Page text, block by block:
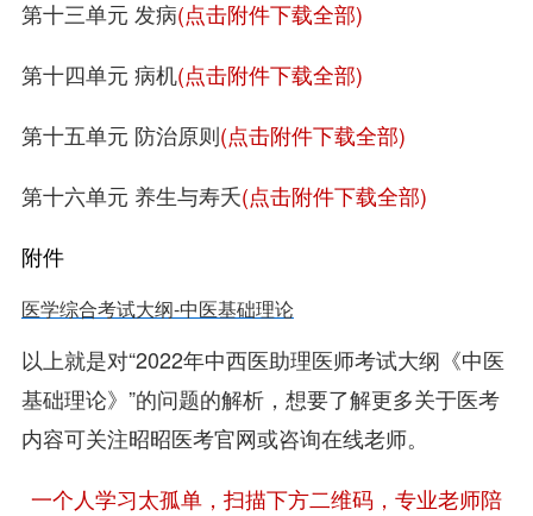
第十三单元 发病(点击附件下载全部)
第十四单元 病机(点击附件下载全部)
第十五单元 防治原则(点击附件下载全部)
第十六单元 养生与寿夭(点击附件下载全部)
附件
医学综合考试大纲-中医基础理论
以上就是对“2022年中西医助理医师考试大纲《中医
基础理论》”的问题的解析，想要了解更多关于医考
内容可关注昭昭医考官网或咨询在线老师。
一个人学习太孤单，扫描下方二维码，专业老师陪